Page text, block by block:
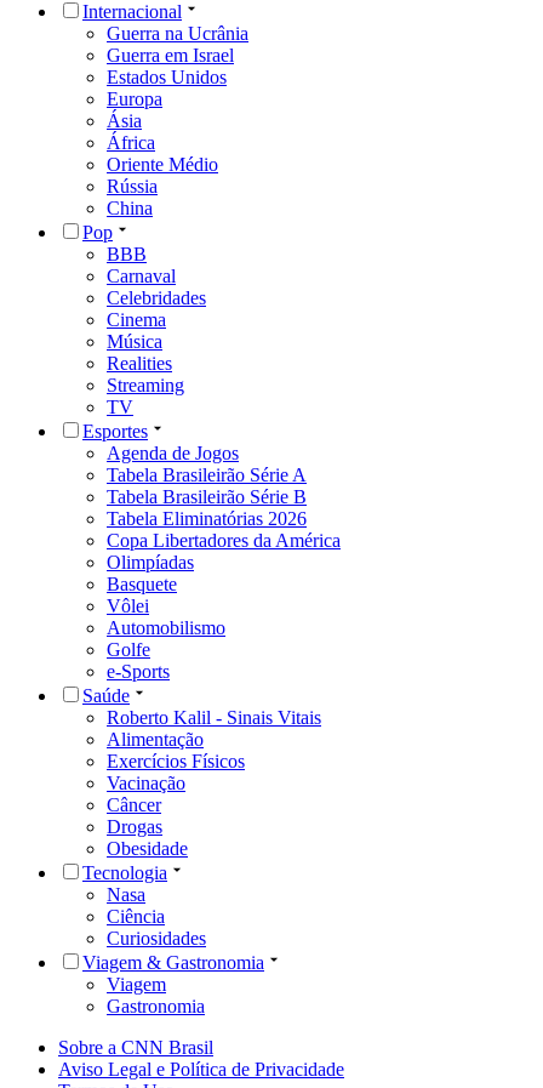
Internacional
Guerra na Ucrânia
Guerra em Israel
Estados Unidos
Europa
Ásia
África
Oriente Médio
Rússia
China
Pop
BBB
Carnaval
Celebridades
Cinema
Música
Realities
Streaming
TV
Esportes
Agenda de Jogos
Tabela Brasileirão Série A
Tabela Brasileirão Série B
Tabela Eliminatórias 2026
Copa Libertadores da América
Olimpíadas
Basquete
Vôlei
Automobilismo
Golfe
e-Sports
Saúde
Roberto Kalil - Sinais Vitais
Alimentação
Exercícios Físicos
Vacinação
Câncer
Drogas
Obesidade
Tecnologia
Nasa
Ciência
Curiosidades
Viagem & Gastronomia
Viagem
Gastronomia
Sobre a CNN Brasil
Aviso Legal e Política de Privacidade